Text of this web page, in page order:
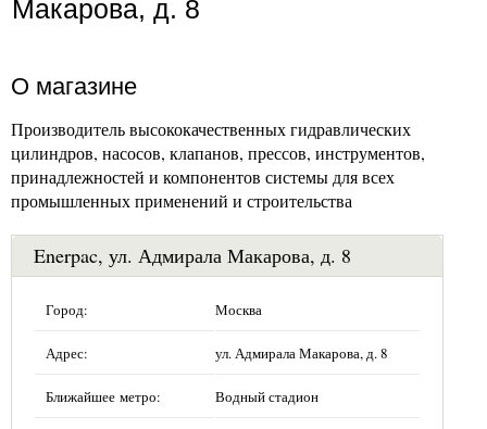
Макарова, д. 8
О магазине
Производитель высококачественных гидравлических
цилиндров, насосов, клапанов, прессов, инструментов,
принадлежностей и компонентов системы для всех
промышленных применений и строительства
Enerpac, ул. Адмирала Макарова, д. 8
Город: Москва
Адрес: ул. Адмирала Макарова, д. 8
Ближайшее метро: Водный стадион